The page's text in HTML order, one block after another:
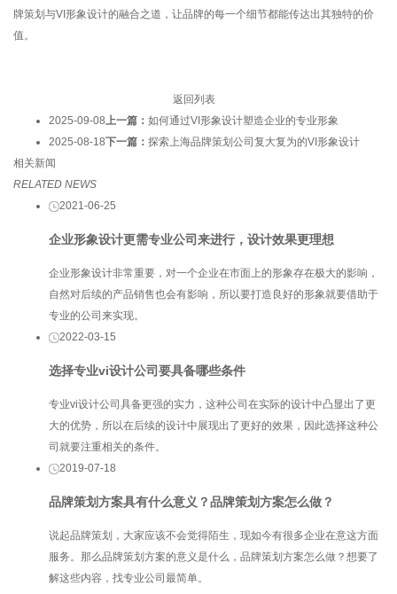
牌策划与VI形象设计的融合之道，让品牌的每一个细节都能传达出其独特的价
值。
返回列表
2025-09-08上一篇： 如何通过VI形象设计塑造企业的专业形象
2025-08-18下一篇： 探索上海品牌策划公司复大复为的VI形象设计
相关新闻
RELATED NEWS
2021-06-25
企业形象设计更需专业公司来进行，设计效果更理想
企业形象设计非常重要，对一个企业在市面上的形象存在极大的影响，
自然对后续的产品销售也会有影响，所以要打造良好的形象就要借助于
专业的公司来实现。
2022-03-15
选择专业vi设计公司要具备哪些条件
专业vi设计公司具备更强的实力，这种公司在实际的设计中凸显出了更
大的优势，所以在后续的设计中展现出了更好的效果，因此选择这种公
司就要注重相关的条件。
2019-07-18
品牌策划方案具有什么意义？品牌策划方案怎么做？
说起品牌策划，大家应该不会觉得陌生，现如今有很多企业在意这方面
服务。那么品牌策划方案的意义是什么，品牌策划方案怎么做？想要了
解这些内容，找专业公司最简单。